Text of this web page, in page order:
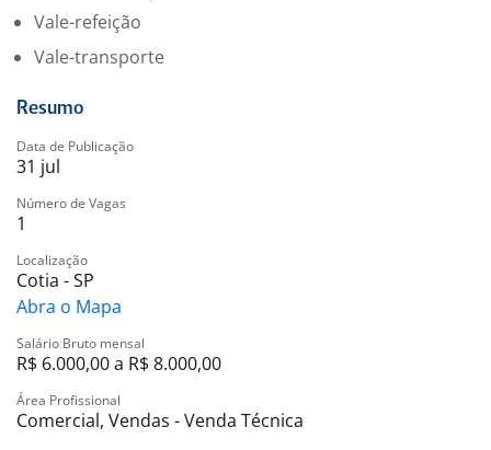
Vale-refeição
Vale-transporte
Resumo
Data de Publicação
31 jul
Número de Vagas
1
Localização
Cotia - SP
Abra o Mapa
Salário Bruto mensal
R$ 6.000,00 a R$ 8.000,00
Área Profissional
Comercial, Vendas - Venda Técnica